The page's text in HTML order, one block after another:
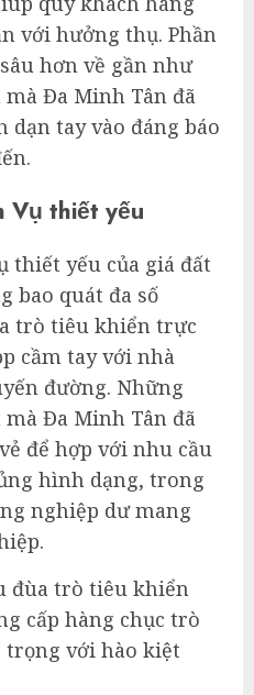
với hưởng thụ. Phần
hơn về gần như
Đa Minh Tân đã
dạn tay vào đáng báo
Vụ thiết yếu
thiết yếu của giá đất
bao quát đa số
trò tiêu khiển trực
cầm tay với nhà
đường. Những
Đa Minh Tân đã
để hợp với nhu cầu
hình dạng, trong
nghiệp dư mang
đùa trò tiêu khiển
cấp hàng chục trò
trọng với hào kiệt